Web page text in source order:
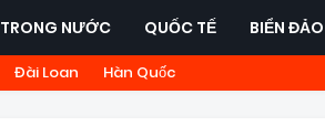
TRONG NƯỚC QUỐC TẾ BIỂN ĐẢO
Đài Loan Hàn Quốc